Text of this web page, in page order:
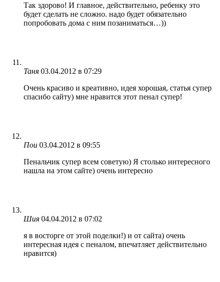
Так здорово! И главное, действительно, ребенку это
будет сделать не сложно. надо будет обязательно
попробовать дома с ним позаниматься…))
Таня 03.04.2012 в 07:29
Очень красиво и креативно, идея хорошая, статья супер
спасибо сайту) мне нравится этот пенал супер!
Пои 03.04.2012 в 09:55
Пенальчик супер всем советую) Я столько интересного
нашла на этом сайте) очень интересно
Шия 04.04.2012 в 07:02
я в восторге от этой поделки!) и от сайта) очень
интересная идея с пеналом, впечатляет действительно
нравится)